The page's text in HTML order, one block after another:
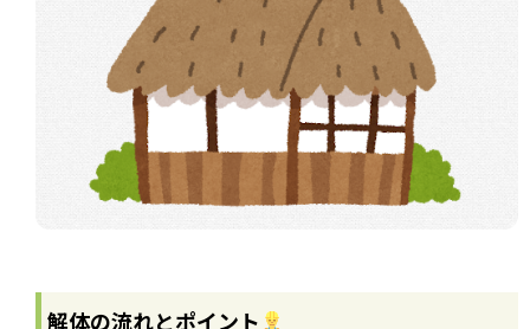
解体の流れとポイント